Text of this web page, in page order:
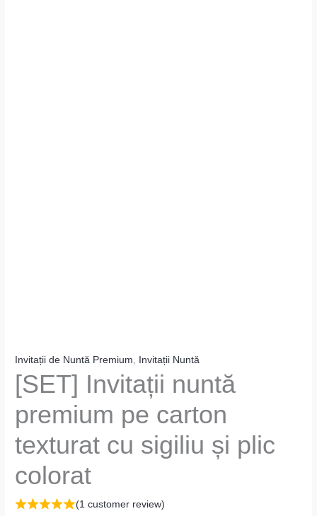
Invitații de Nuntă Premium Invitații Nuntă
[SET] Invitații nuntă
premium pe carton
texturat cu sigiliu și plic
colorat
(1customer review)